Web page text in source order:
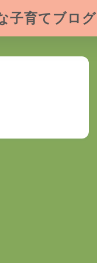
子育てブログ